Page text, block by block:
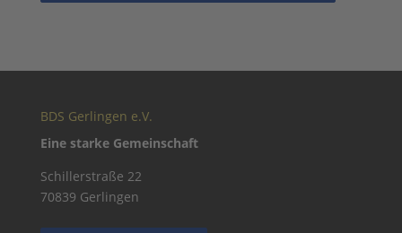
BDS Gerlingen e.V.
Eine starke Gemeinschaft
Schillerstraße 22
70839 Gerlingen